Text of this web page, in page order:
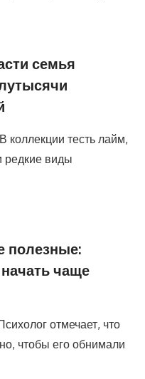
семья
коллекции тесть лайм,
редкие виды
полезные:
чаще
отмечает, что
чтобы его обнимали